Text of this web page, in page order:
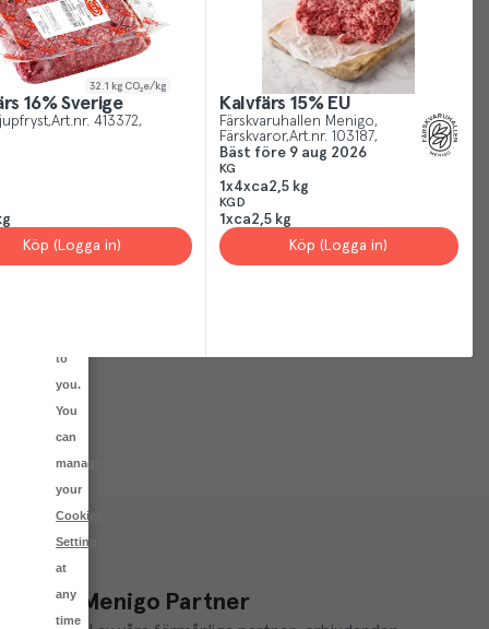
32.1 kg CO₂e/kg
16% Sverige
Art.nr. 413372
Köp (Logga in)
Kalvfärs 15% EU
Färskvaruhallen Menigo
Färskvaror Art.nr. 103187
Bäst före 9 aug 2026
KG
1x4xca2,5 kg
KGD
1xca2,5 kg
Köp (Logga in)
del av Menigo Partner
experience
possible,
helping
us
show
what
is
to
you.
You
can
manage
your
Cookies
Settings
at
any
time